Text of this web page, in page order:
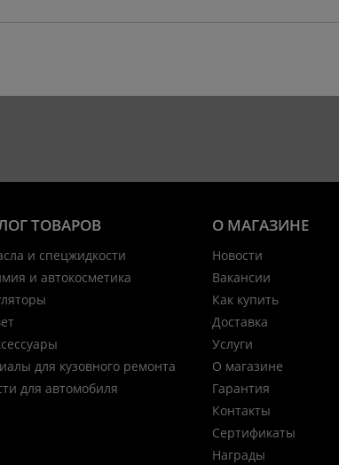
О МАГАЗИНЕ
Новости
Вакансии
Как купить
Доставка
Услуги
О магазине
Гарантия
Контакты
Сертификаты
Награды
ТОВАРОВ
и спецжидкости
и автокосметика
для кузовного ремонта
для автомобиля